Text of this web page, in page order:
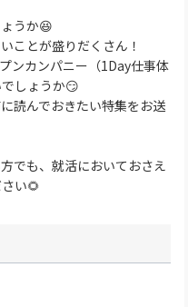
うか😆
ことが盛りだくさん！
ンカンパニー（1Day仕事体
しょうか😏
読んでおきたい特集をお送
でも、就活においておさえ
い🌻